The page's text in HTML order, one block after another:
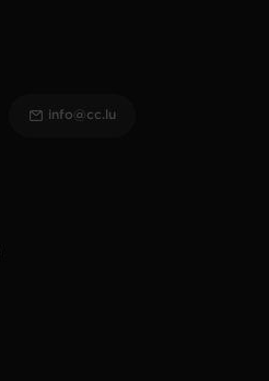
info@cc.lu